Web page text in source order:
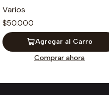
Varios
$50.000
Agregar al Carro
Comprar ahora